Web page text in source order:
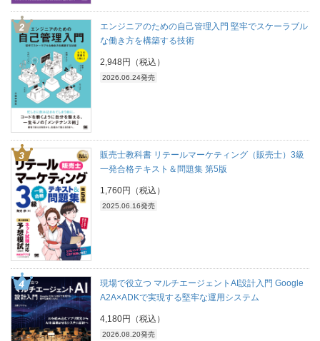
エンジニアのための自己管理入門 堅牢でスケーラブル
な働き方を構築する技術
2,948円（税込）
2026.06.24発売
販売士教科書 リテールマーケティング（販売士）3級
一発合格テキスト＆問題集 第5版
1,760円（税込）
2025.06.16発売
現場で役立つ マルチエージェントAI設計入門 Google
A2A×ADKで実現する堅牢な運用システム
4,180円（税込）
2026.08.20発売